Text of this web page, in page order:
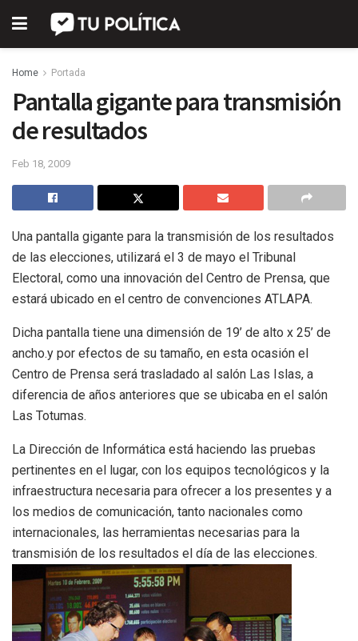
Home Portada
Pantalla gigante para transmisión
de resultados
Feb 18, 2009
Una pantalla gigante para la transmisión de los resultados
de las elecciones, utilizará el 3 de mayo el Tribunal
Electoral, como una innovación del Centro de Prensa, que
estará ubicado en el centro de convenciones ATLAPA.
Dicha pantalla tiene una dimensión de 19’ de alto x 25’ de
ancho.y por efectos de su tamaño, en esta ocasión el
Centro de Prensa será trasladado al salón Las Islas, a
diferencia de años anteriores que se ubicaba en el salón
Las Totumas.
La Dirección de Informática está haciendo las pruebas
pertinentes en el lugar, con los equipos tecnológicos y la
infraestructura necesaria para ofrecer a los presentes y a
los medios de comunicación, tanto nacionales como
internacionales, las herramientas necesarias para la
transmisión de los resultados el día de las elecciones.